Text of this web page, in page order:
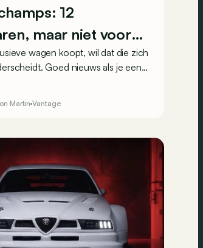
12
maar niet voor
wagen koopt, wil dat die zich
Goed nieuws als je een
om toe te happen.
klanten in België en Luxemburg.
Martin Vantage